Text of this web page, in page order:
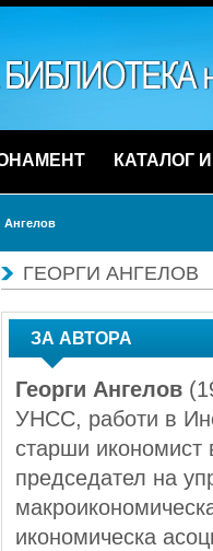
КАТАЛОГ
Ангелов
ГЕОРГИ АНГЕЛОВ
ЗА АВТОРА
Георги Ангелов
УНСС, работи в
старши икономист
председател на
икономическа